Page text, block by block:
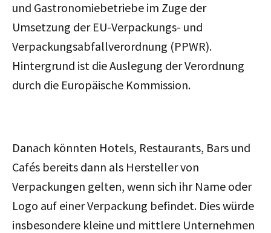
und Gastronomiebetriebe im Zuge der
Umsetzung der EU-Verpackungs- und
Verpackungsabfallverordnung (PPWR).
Hintergrund ist die Auslegung der Verordnung
durch die Europäische Kommission.
Danach könnten Hotels, Restaurants, Bars und
Cafés bereits dann als Hersteller von
Verpackungen gelten, wenn sich ihr Name oder
Logo auf einer Verpackung befindet. Dies würde
insbesondere kleine und mittlere Unternehmen